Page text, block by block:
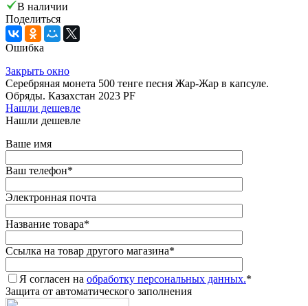
В наличии
Поделиться
Ошибка
Закрыть окно
Серебряная монета 500 тенге песня Жар-Жар в капсуле.
Обряды. Казахстан 2023 PF
Нашли дешевле
Нашли дешевле
Ваше имя
Ваш телефон*
Электронная почта
Название товара*
Ссылка на товар другого магазина*
Я согласен на обработку персональных данных.*
Защита от автоматического заполнения